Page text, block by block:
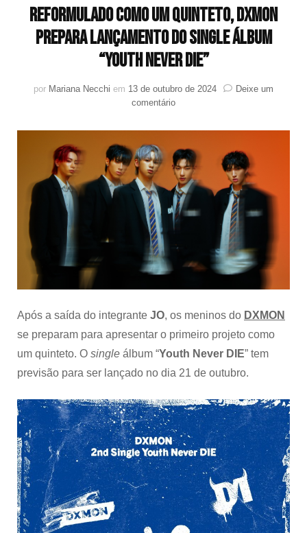
Reformulado como um quinteto, DXMON
prepara lançamento do single álbum
“Youth Never DIE”
por Mariana Necchi em 13 de outubro de 2024
Deixe um
comentárioem
como
quinteto,
DXMON
prepara
lançamento
do
single
“Youth
Never
Após a saída do integrante JO, os meninos do DXMON
se preparam para apresentar o primeiro projeto como
um quinteto. O single álbum “Youth Never DIE” tem
previsão para ser lançado no dia 21 de outubro.